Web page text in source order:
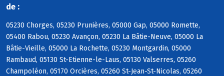
de :
05230 Chorges, 05230 Prunières, 05000 Gap, 05000 Romette,
05400 Rabou, 05230 Avançon, 05230 La Bâtie-Neuve, 05000 La
Bâtie-Vieille, 05000 La Rochette, 05230 Montgardin, 05000
Rambaud, 05130 St-Etienne-le-Laus, 05130 Valserres, 05260
Champoléon, 05170 Orcières, 05260 St-Jean-St-Nicolas, 05260